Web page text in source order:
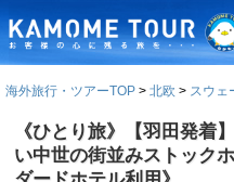
海外旅行・ツアーTOP 北欧 スウェ
《ひとり旅》【羽田発着
い中世の街並みストック